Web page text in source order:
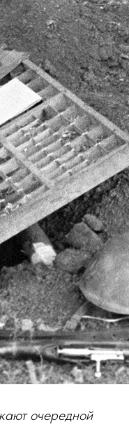
очередной